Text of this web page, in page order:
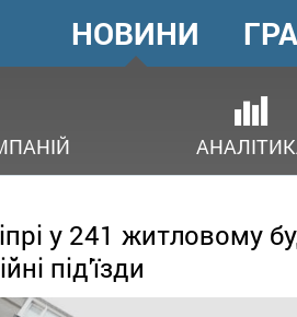
ГОЛОВНЕ
МЕНЮ
НОВИНИ
у 241 житловому
під'їзди